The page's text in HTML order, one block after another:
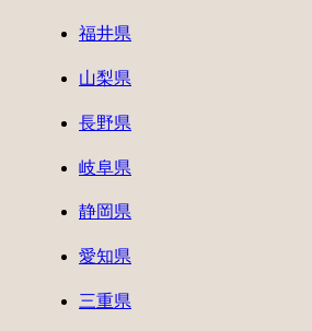
福井県
山梨県
長野県
岐阜県
静岡県
愛知県
三重県